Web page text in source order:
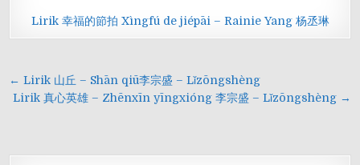
Lirik 幸福的節拍 Xìngfú de jiépāi – Rainie Yang 杨丞琳
Navigasi
pos
← Lirik 山丘 – Shān qiū李宗盛 – Lǐzōngshèng
Lirik 真心英雄 – Zhēnxīn yīngxióng 李宗盛 – Lǐzōngshèng →